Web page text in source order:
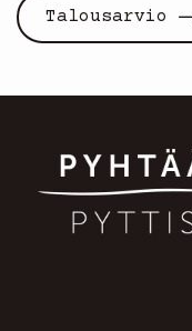
Talousarvio